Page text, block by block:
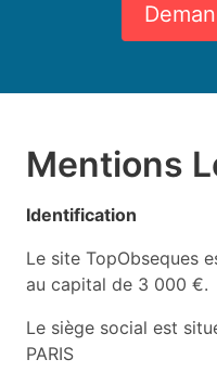
Mentions
Identification
Le site TopObseques
au capital de 3 000 €.
Le siège social est
PARIS